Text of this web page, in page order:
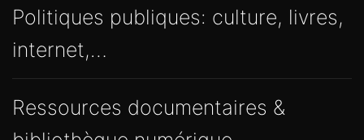
Politiques publiques: culture, livres,
internet,…
Ressources documentaires &